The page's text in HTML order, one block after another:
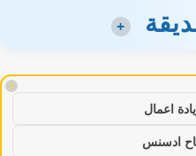
+
!
اعمال
ادسنس